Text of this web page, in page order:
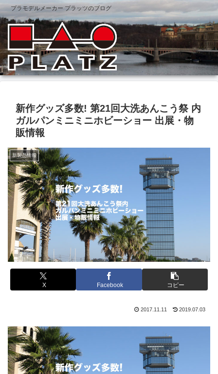
プラモデルメーカー プラッツのブログ
新作グッズ多数! 第21回大洗あんこう祭 内
ガルパンミニミニホビーショー 出展・物
販情報
新製品情報
X Facebook コピー
2017.11.11 2019.07.03